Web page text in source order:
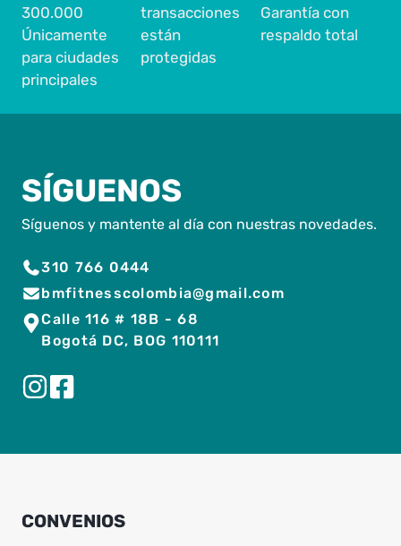
300.000
Únicamente
para ciudades
principales
transacciones
están
protegidas
Garantía con
respaldo total
SÍGUENOS
Síguenos y mantente al día con nuestras novedades.
310 766 0444
bmfitnesscolombia@gmail.com
Calle 116 # 18B - 68
Bogotá DC, BOG 110111
CONVENIOS